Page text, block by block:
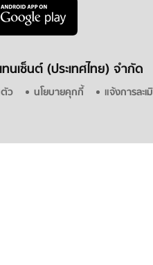
นเซ็นต์ (ประเทศไทย) จำกัด
ว นโยบายคุกกี้ แจ้งการละ